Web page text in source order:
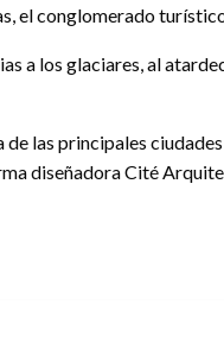
el conglomerado
a los glaciares, al
de las principales
diseñadora Cité